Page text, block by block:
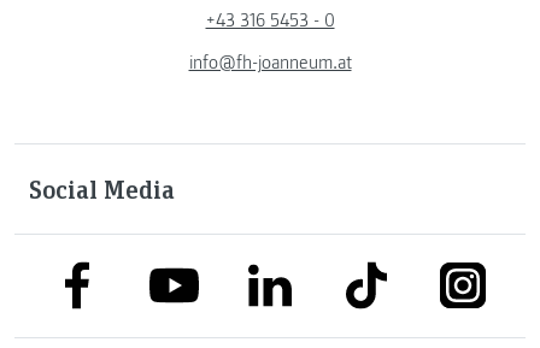
+43 316 5453 - 0
info@fh-joanneum.at
Social Media
link to facebooklink to youtubelink to linkedinlink to tiktok